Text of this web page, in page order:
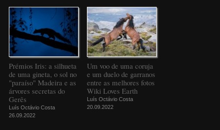
Prémios Iris: a silhueta
de uma gineta, o sol no
"paraíso" Madeira e as
árvores secretas do
Gerês
Luís Octávio Costa
26.09.2022
Um voo de uma coruja
e um duelo de garranos
entre as melhores fotos
Wiki Loves Earth
Luís Octávio Costa
20.09.2022